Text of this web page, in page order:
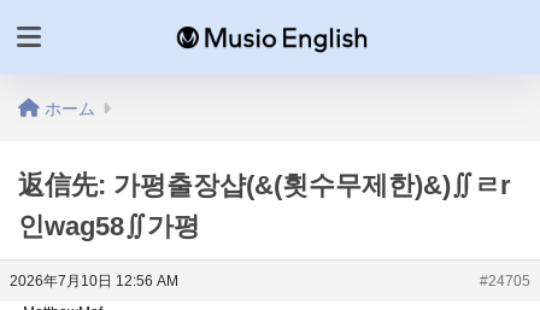
ホーム
返信先: 가평출장샵(&(횟수무제한)&)∬ㄹr
인wag58∬가평
2026年7月10日 12:56 AM
#24705